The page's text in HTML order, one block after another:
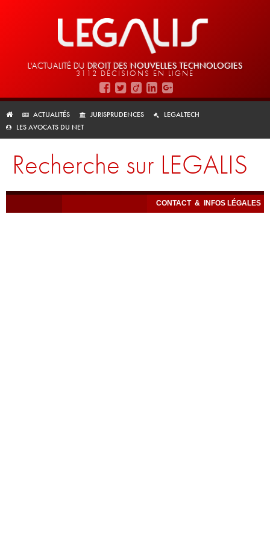
L'ACTUALITÉ DU DROIT DES NOUVELLES TECHNOLOGIES
3112 DÉCISIONS EN LIGNE
ACTUALITÉS JURISPRUDENCES
LEGALTECH
LES AVOCATS DU NET
Recherche sur LEGALIS
CONTACT & INFOS LÉGALES